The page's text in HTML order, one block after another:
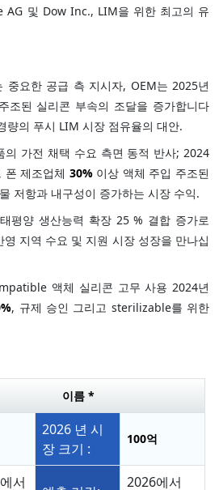
AG 및 Dow Inc., LIM을 위한 최고의 유
중요한 공급 측 지시자, OEM는 2025년
조된 실리콘 부속의 조달을 증가합니다
량의 푸시 LIM 시장 점유율의 대안.
의 가전 채택 수요 측면 동적 반사; 2024
폰 제조업체 30%이상 액체 주입 주조된
저항과 내구성이 증가하는 시장 수익.
평양 생산능력 확장 25 % 결합 증가로
지역 수요 및 지원 시장 성장을 만나십
액체 실리콘 고무 사용 2024년
, 규제 승인 그리고 sterilizable를 위한
이름 *
2026 년 시
장 크기 :
100억
서
2026에서